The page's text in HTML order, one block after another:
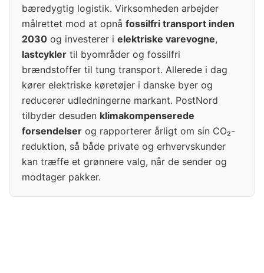
bæredygtig logistik. Virksomheden arbejder
målrettet mod at opnå fossilfri transport inden
2030 og investerer i elektriske varevogne,
lastcykler til byområder og fossilfri
brændstoffer til tung transport. Allerede i dag
kører elektriske køretøjer i danske byer og
reducerer udledningerne markant. PostNord
tilbyder desuden klimakompenserede
forsendelser og rapporterer årligt om sin CO₂-
reduktion, så både private og erhvervskunder
kan træffe et grønnere valg, når de sender og
modtager pakker.